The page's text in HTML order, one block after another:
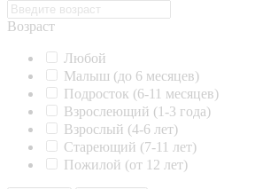
Возраст
Любой
Малыш (до 6 месяцев)
Подросток (6-11 месяцев)
Взрослеющий (1-3 года)
Взрослый (4-6 лет)
Стареющий (7-11 лет)
Пожилой (от 12 лет)